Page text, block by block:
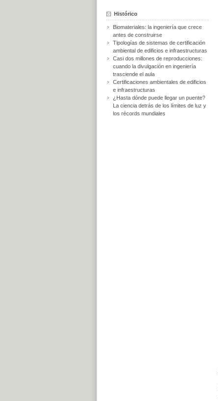
Histórico
Biomateriales: la ingeniería que crece
antes de construirse
Tipologías de sistemas de certificación
ambiental de edificios e infraestructuras
Casi dos millones de reproducciones:
cuando la divulgación en ingeniería
trasciende el aula
Certificaciones ambientales de edificios
e infraestructuras
¿Hasta dónde puede llegar un puente?
La ciencia detrás de los límites de luz y
los récords mundiales